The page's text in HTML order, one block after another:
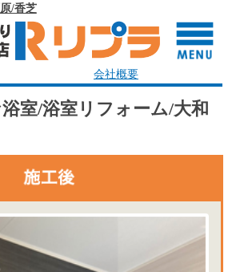
/香芝
会社概要
室/浴室リフォーム/大和